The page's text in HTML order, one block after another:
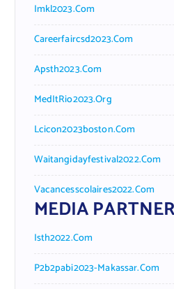
Imkl2023.com
Careerfaircsd2023.com
Apsth2023.com
MedItRio2023.org
Lcicon2023boston.com
Waitangidayfestival2022.com
Vacancesscolaires2022.com
MEDIA
Isth2022.com
P2b2pabi2023-Makassar.com